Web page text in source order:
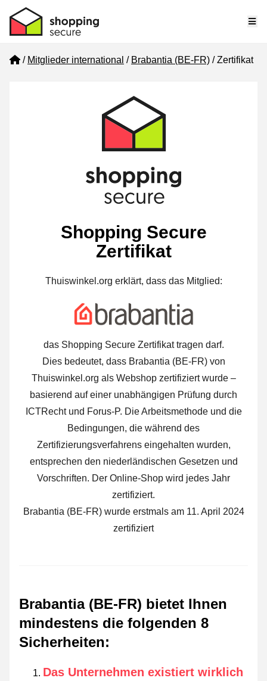
Home
Mitglieder international Brabantia (BE-FR) Zertifikat
Shopping Secure
Zertifikat
Thuiswinkel.org erklärt, dass das Mitglied:
das Shopping Secure Zertifikat tragen darf.
Dies bedeutet, dass Brabantia (BE-FR) von
Thuiswinkel.org als Webshop zertifiziert wurde –
basierend auf einer unabhängigen Prüfung durch
ICTRecht und Forus-P. Die Arbeitsmethode und die
Bedingungen, die während des
Zertifizierungsverfahrens eingehalten wurden,
entsprechen den niederländischen Gesetzen und
Vorschriften. Der Online-Shop wird jedes Jahr
zertifiziert.
Brabantia (BE-FR) wurde erstmals am 11. April 2024
zertifiziert
Brabantia (BE-FR) bietet Ihnen
mindestens die folgenden 8
Sicherheiten:
Das Unternehmen existiert wirklich